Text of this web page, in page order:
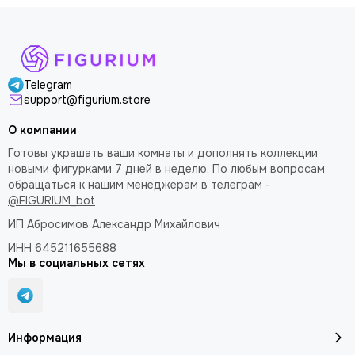
Telegram
support@figurium.store
Информация
О компании
Готовы украшать ваши комнаты и дополнять коллекции
новыми фигурками 7 дней в неделю. По любым вопросам
обращаться к нашим менеджерам в телеграм -
@FIGURIUM_bot
ИП Абросимов Александр Михайлович
ИНН 645211655688
Мы в социальных сетях